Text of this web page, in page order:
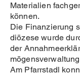
Materialien
können.
Die Finanzierung
diözese wurde
der
Am Pfarrstadl